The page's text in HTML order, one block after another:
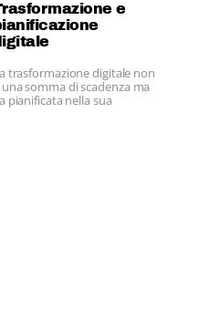
e
trasformazione digitale non
somma di scadenza ma
pianificata nella sua